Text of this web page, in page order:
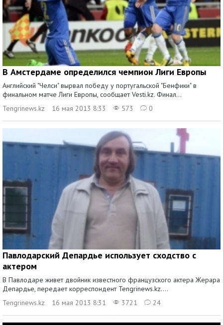
В Амстердаме определился чемпион Лиги Европы
Английский "Челси" вырвал победу у португальской "Бенфики" в
финальном матче Лиги Европы, сообщает Vesti.kz. Финал...
Tengrinews.kz
16 мая 2013 8:33 573 0
Павлодарский Депардье использует сходство с
актером
В Павлодаре живет двойник известного французского актера Жерара
Депардье, передает корреспондент Tengrinews.kz....
Tengrinews.kz
16 мая 2013 8:31 3721 24